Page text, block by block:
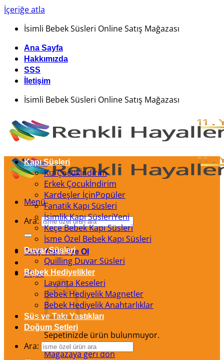
İçeriğe atla
İsimli Bebek Süsleri Online Satış Mağazası
Ana Sayfa
Hakkımızda
SSS
İletişim
İsimli Bebek Süsleri Online Satış Mağazası
Menü
Ara:
Giriş Yap / Üye Ol
₺0,00
Sepetinizde ürün bulunmuyor.
Mağazaya geri dön
Kapı Süsleri
Kız Çocuk
Erkek Çocuk
Kardeşler İçin
Fanatik Kapı Süsleri
İsimlik Kapı Süsleri
Keçe Bebek Kapı Süsleri
İsme Özel Bebek Kapı Süsleri
Duvar Süsleri
Quilling Duvar Süsleri
Bebek Hediyelikler
Lavanta Keseleri
Bebek Hediyelik Magnetler
Bebek Hediyelik Anahtarlıklar
Süs ve Takı Yastıkları
Doğum Setleri
Ara: